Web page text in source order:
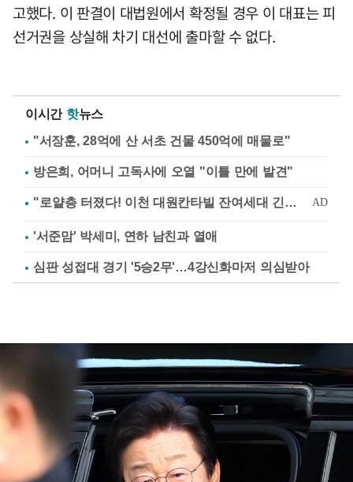
고했다. 이 판결이 대법원에서 확정될 경우 이 대표는 피
선거권을 상실해 차기 대선에 출마할 수 없다.
이시간 핫뉴스
"서장훈, 28억에 산 서초 건물 450억에 매물로"
방은희, 어머니 고독사에 오열 "이틀 만에 발견"
'서준맘' 박세미, 연하 남친과 열애
심판 성접대 경기 '5승2무'…4강신화마저 의심받아